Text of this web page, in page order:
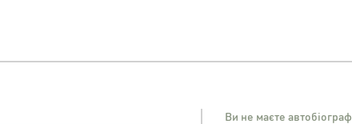
Ви не маєте